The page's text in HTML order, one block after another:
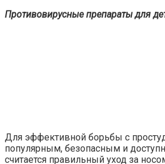
Противовирусные препараты для
Для эффективной борьбы с
популярным, безопасным и
считается правильный уход за